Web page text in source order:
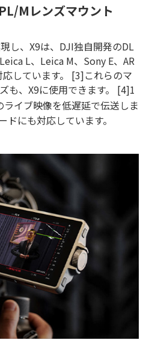
Mレンズマウント
し、X9は、DJI独自開発のDL
L、Leica M、Sony E、AR
しています。 [3]これらのマ
も、X9に使用できます。 [4]1
ライブ映像を低遅延で伝送しま
にも対応しています。